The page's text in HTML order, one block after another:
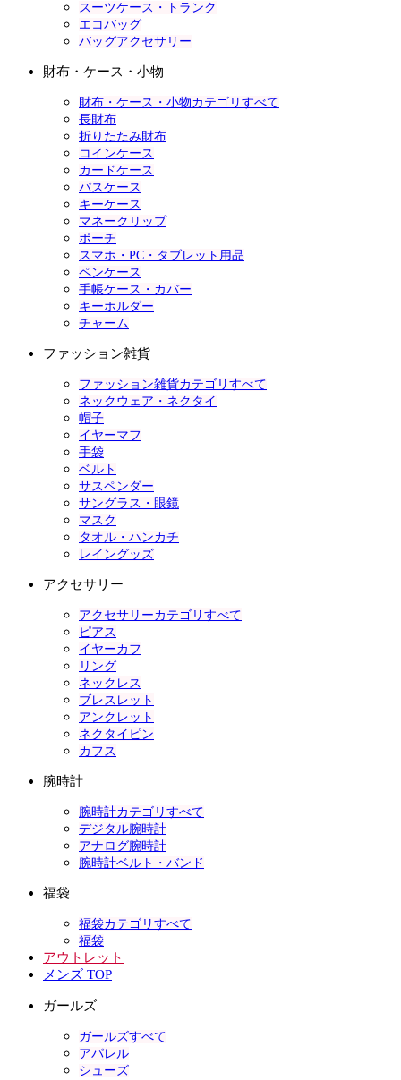
スーツケース・トランク
エコバッグ
バッグアクセサリー
財布・ケース・小物
財布・ケース・小物カテゴリすべて
長財布
折りたたみ財布
コインケース
カードケース
パスケース
キーケース
マネークリップ
ポーチ
スマホ・PC・タブレット用品
ペンケース
手帳ケース・カバー
キーホルダー
チャーム
ファッション雑貨
ファッション雑貨カテゴリすべて
ネックウェア・ネクタイ
帽子
イヤーマフ
手袋
ベルト
サスペンダー
サングラス・眼鏡
マスク
タオル・ハンカチ
レイングッズ
アクセサリー
アクセサリーカテゴリすべて
ピアス
イヤーカフ
リング
ネックレス
ブレスレット
アンクレット
ネクタイピン
カフス
腕時計
腕時計カテゴリすべて
デジタル腕時計
アナログ腕時計
腕時計ベルト・バンド
福袋
福袋カテゴリすべて
福袋
アウトレット
メンズ TOP
ガールズ
ガールズすべて
アパレル
シューズ